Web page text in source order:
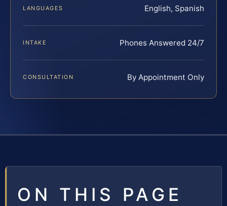
LANGUAGES English, Spanish
INTAKE Phones Answered 24/7
CONSULTATION By Appointment Only
ON THIS PAGE